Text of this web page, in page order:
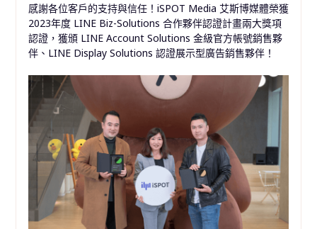
感謝各位客戶的支持與信任！iSPOT Media 艾斯博媒體榮獲
2023年度 LINE Biz-Solutions 合作夥伴認證計畫兩大獎項
認證，獲頒 LINE Account Solutions 金級官方帳號銷售夥
伴、LINE Display Solutions 認證展示型廣告銷售夥伴！